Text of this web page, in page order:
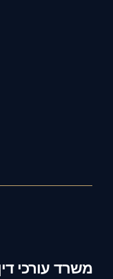
משרד עורכי